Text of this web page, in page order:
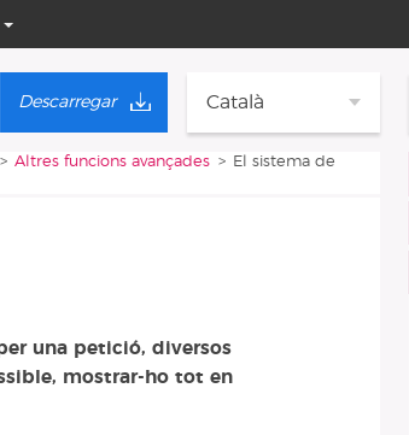
Català
Descarregar
Altres funcions avançades
El sistema de
una petició, diversos
mostrar-ho tot en